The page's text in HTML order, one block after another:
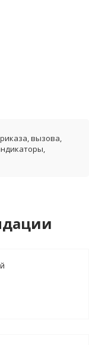
вызова,